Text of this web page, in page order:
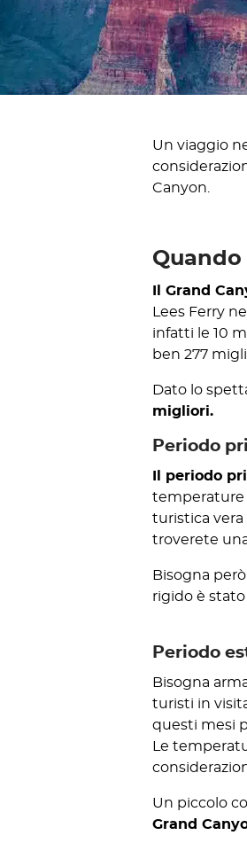
Un viaggio
Canyon.
Quando
Il Grand
Lees Ferry
infatti le 10
ben 277
Dato lo
migliori.
Periodo
Il periodo
temperature
turistica
troverete
Bisogna
rigido è stato
Periodo
Bisogna
turisti in
questi mesi
Le
Un piccolo
Grand